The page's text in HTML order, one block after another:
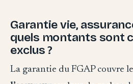
Garantie vie,
quels montants sont
exclus ?
La garantie du FGAP couvre